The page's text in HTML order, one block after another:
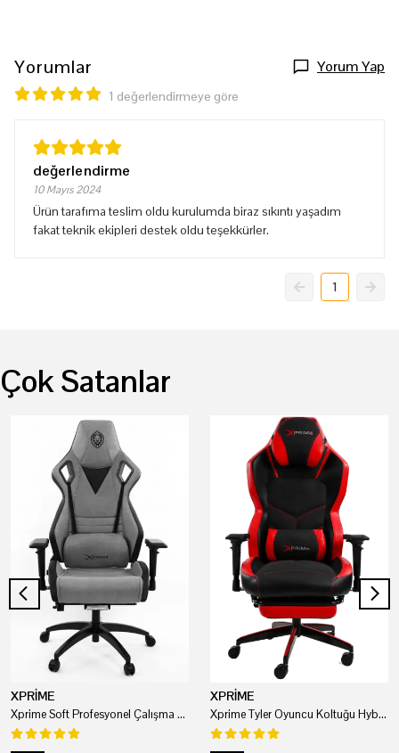
Yorumlar Yorum Yap
1 değerlendirmeye göre
değerlendirme
10 Mayıs 2024
Ürün tarafıma teslim oldu kurulumda biraz sıkıntı yaşadım
fakat teknik ekipleri destek oldu teşekkürler.
1
Çok Satanlar
XPRİME
Xprime Soft Profesyonel Çalışma Ve Oyuncu Koltuğu
XPRİME
Xprime Tyler Oyuncu Koltuğu Hybrid Kumaş Kırmızı